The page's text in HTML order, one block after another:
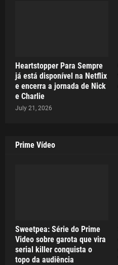
Heartstopper Para Sempre
já está disponível na Netflix
e encerra a jornada de Nick
e Charlie
July 21, 2026
Prime Vídeo
Sweetpea: Série do Prime
Video sobre garota que vira
serial killer conquista o
topo da audiência